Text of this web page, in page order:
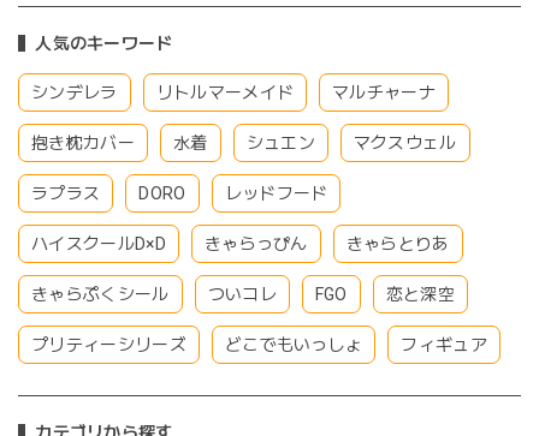
人気のキーワード
シンデレラ リトルマーメイド マルチャーナ
抱き枕カバー 水着 シュエン マクスウェル
ラプラス DORO レッドフード
ハイスクールD×D きゃらっぴん きゃらとりあ
きゃらぷくシール ついコレ FGO 恋と深空
プリティーシリーズ どこでもいっしょ フィギュア